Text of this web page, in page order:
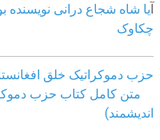
آیا شاه شجاع درانی نویسنده
چکاوک
حزب دموکراتیک خلق
متن کامل کتاب حزب
اندیشمند)